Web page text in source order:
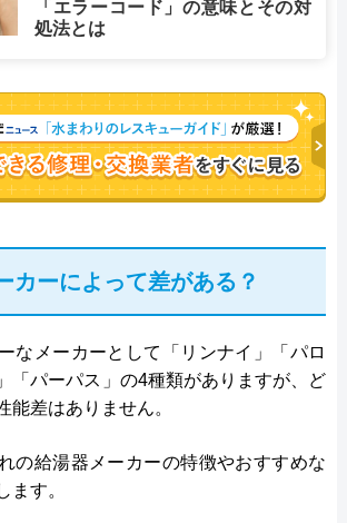
「エラーコード」の意味とその対
処法とは
カーによって差がある？
なメーカーとして「リンナイ」「パロ
「パーパス」の4種類がありますが、ど
能差はありません。
の給湯器メーカーの特徴やおすすめな
ます。